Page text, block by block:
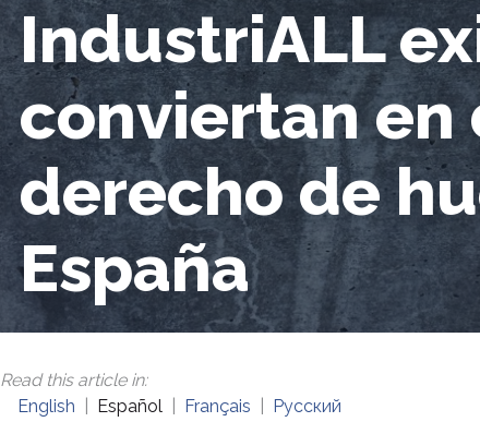
IndustriALL
conviertan en
derecho de
España
Read this article in:
English
Español Français Русский